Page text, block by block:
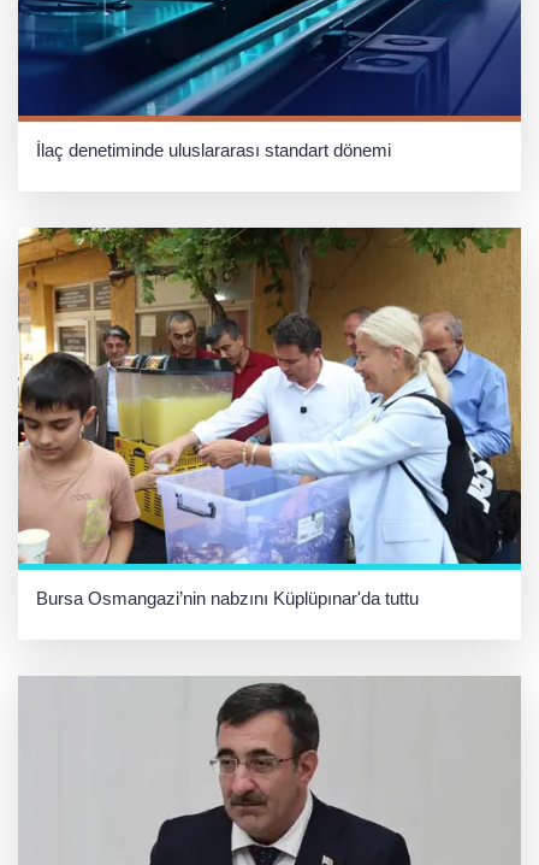
İlaç denetiminde uluslararası standart dönemi
Bursa Osmangazi’nin nabzını Küplüpınar'da tuttu